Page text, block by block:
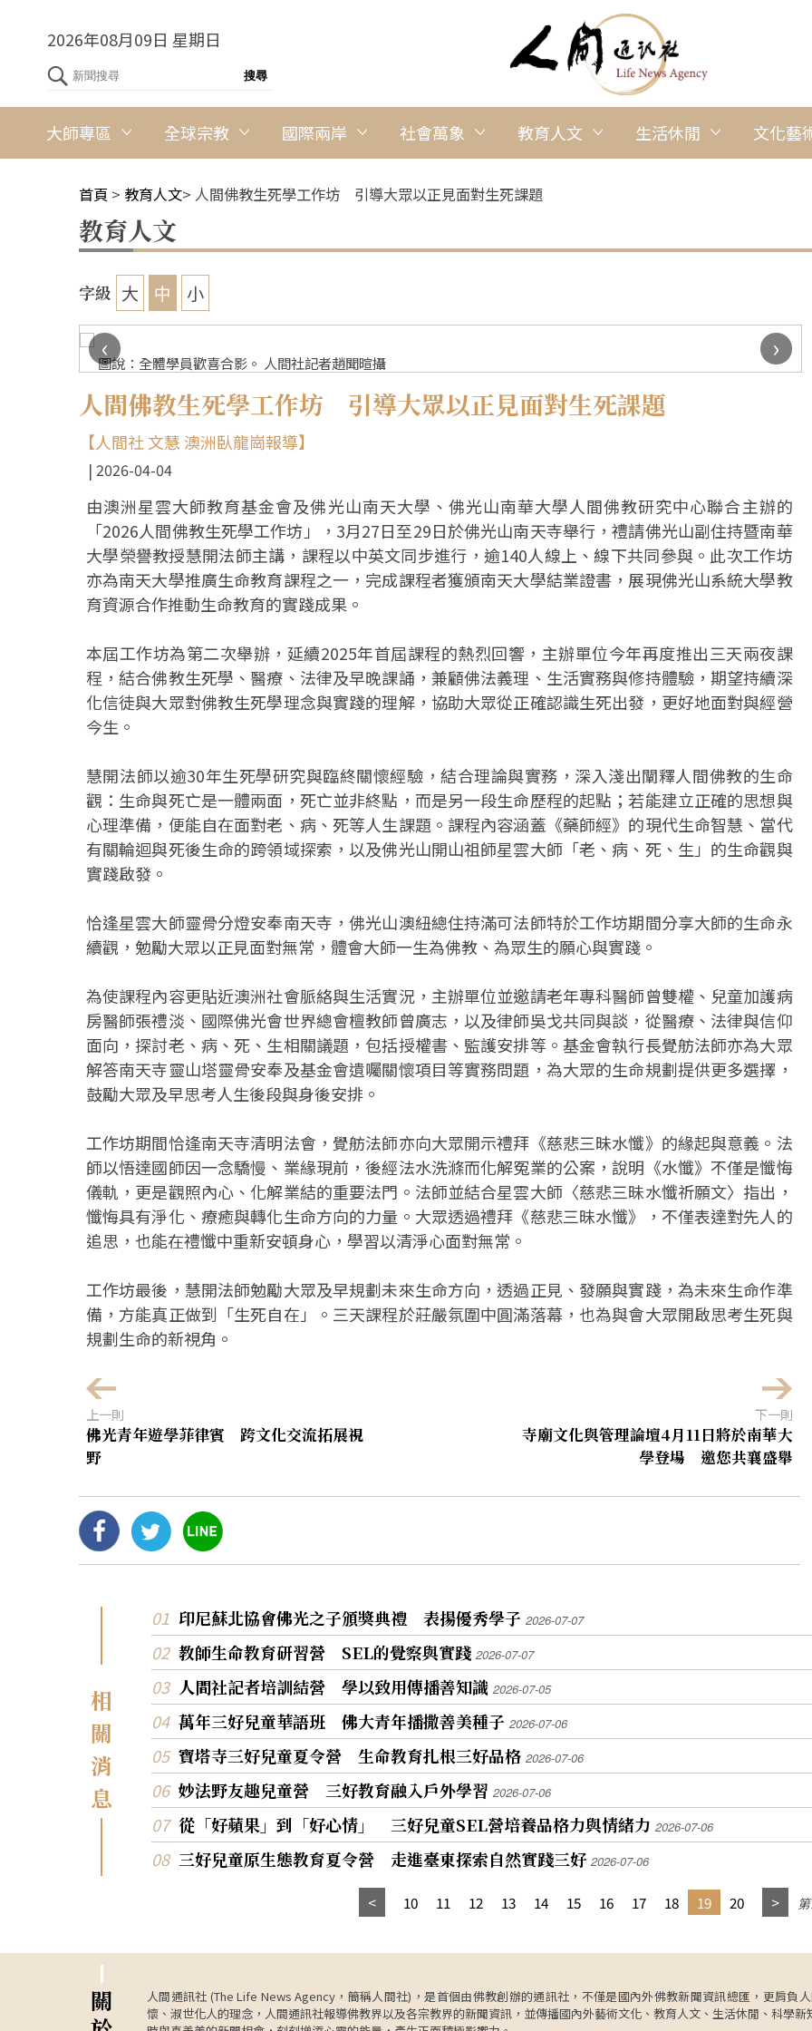
2026年08月09日 星期日
大師專區 全球宗教 國際兩岸 社會萬象 教育人文 生活休閒 文化藝
首頁 > 教育人文> 人間佛教生死學工作坊 引導大眾以正見面對生死課題
教育人文
字級 大 中 小
圖說：全體學員歡喜合影。 人間社記者趙聞暄攝
‹
›
人間佛教生死學工作坊 引導大眾以正見面對生死課題
【人間社 文慧 澳洲臥龍崗報導】
2026-04-04
由澳洲星雲大師教育基金會及佛光山南天大學、佛光山南華大學人間佛教研究中心聯合主辦的
「2026人間佛教生死學工作坊」，3月27日至29日於佛光山南天寺舉行，禮請佛光山副住持暨南華
大學榮譽教授慧開法師主講，課程以中英文同步進行，逾140人線上、線下共同參與。此次工作坊
亦為南天大學推廣生命教育課程之一，完成課程者獲頒南天大學結業證書，展現佛光山系統大學教
育資源合作推動生命教育的實踐成果。
本屆工作坊為第二次舉辦，延續2025年首屆課程的熱烈回響，主辦單位今年再度推出三天兩夜課
程，結合佛教生死學、醫療、法律及早晚課誦，兼顧佛法義理、生活實務與修持體驗，期望持續深
化信徒與大眾對佛教生死學理念與實踐的理解，協助大眾從正確認識生死出發，更好地面對與經營
今生。
慧開法師以逾30年生死學研究與臨終關懷經驗，結合理論與實務，深入淺出闡釋人間佛教的生命
觀：生命與死亡是一體兩面，死亡並非終點，而是另一段生命歷程的起點；若能建立正確的思想與
心理準備，便能自在面對老、病、死等人生課題。課程內容涵蓋《藥師經》的現代生命智慧、當代
有關輪迴與死後生命的跨領域探索，以及佛光山開山祖師星雲大師「老、病、死、生」的生命觀與
實踐啟發。
恰逢星雲大師靈骨分燈安奉南天寺，佛光山澳紐總住持滿可法師特於工作坊期間分享大師的生命永
續觀，勉勵大眾以正見面對無常，體會大師一生為佛教、為眾生的願心與實踐。
為使課程內容更貼近澳洲社會脈絡與生活實況，主辦單位並邀請老年專科醫師曾雙權、兒童加護病
房醫師張禮淡、國際佛光會世界總會檀教師曾廣志，以及律師吳戈共同與談，從醫療、法律與信仰
面向，探討老、病、死、生相關議題，包括授權書、監護安排等。基金會執行長覺舫法師亦為大眾
解答南天寺靈山塔靈骨安奉及基金會遺囑關懷項目等實務問題，為大眾的生命規劃提供更多選擇，
鼓勵大眾及早思考人生後段與身後安排。
工作坊期間恰逢南天寺清明法會，覺舫法師亦向大眾開示禮拜《慈悲三昧水懺》的緣起與意義。法
師以悟達國師因一念驕慢、業緣現前，後經法水洗滌而化解冤業的公案，說明《水懺》不僅是懺悔
儀軌，更是觀照內心、化解業結的重要法門。法師並結合星雲大師〈慈悲三昧水懺祈願文〉指出，
懺悔具有淨化、療癒與轉化生命方向的力量。大眾透過禮拜《慈悲三昧水懺》，不僅表達對先人的
追思，也能在禮懺中重新安頓身心，學習以清淨心面對無常。
工作坊最後，慧開法師勉勵大眾及早規劃未來生命方向，透過正見、發願與實踐，為未來生命作準
備，方能真正做到「生死自在」。三天課程於莊嚴氛圍中圓滿落幕，也為與會大眾開啟思考生死與
規劃生命的新視角。
上一則
佛光青年遊學菲律賓 跨文化交流拓展視
野
下一則
寺廟文化與管理論壇4月11日將於南華大
學登場 邀您共襄盛舉
相
關
消
息
印尼蘇北協會佛光之子頒獎典禮 表揚優秀學子 2026-07-07
教師生命教育研習營 SEL的覺察與實踐 2026-07-07
人間社記者培訓結營 學以致用傳播善知識 2026-07-05
萬年三好兒童華語班 佛大青年播撒善美種子 2026-07-06
寶塔寺三好兒童夏令營 生命教育扎根三好品格 2026-07-06
妙法野友趣兒童營 三好教育融入戶外學習 2026-07-06
從「好蘋果」到「好心情」 三好兒童SEL營培養品格力與情緒力 2026-07-06
三好兒童原生態教育夏令營 走進臺東探索自然實踐三好 2026-07-06
10 11 12 13 14 15 16 17 18 19 20
關
人間通訊社 (The Life News Agency，簡稱人間社)，是首個由佛教創辦的通訊社，不僅是國內外佛教新聞資訊總匯，更肩負
懷、淑世化人的理念，人間通訊社報導佛教界以及各宗教界的新聞資訊，並傳播國內外藝術文化、教育人文、生活休閒、科學